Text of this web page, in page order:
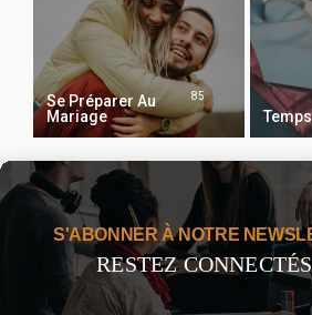
Se Préparer Au
Mariage
85
Recevoir Notre Newsletter
The real voyage of discovery consists not
seeing with new eyes. All journeys have
S'ABONNER À NOTRE
RESTEZ